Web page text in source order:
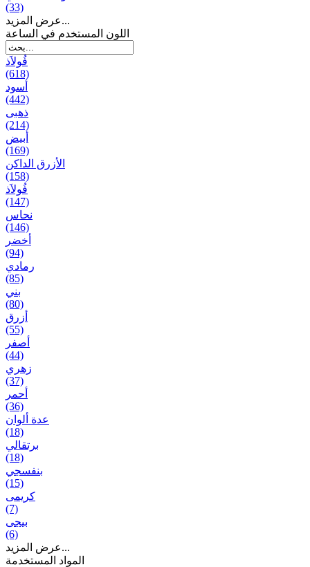
(33)
عرض المزيد...
اللون المستخدم في الساعة
فُولاَذ
(618)
أسود
(442)
ذهبی
(214)
أبيض
(169)
الأزرق الداكن
(158)
فُولاَذ
(147)
نحاس
(146)
أخضر
(94)
رمادي
(85)
بني
(80)
أزرق
(55)
أصفر
(44)
زهري
(37)
أحمر
(36)
عدة ألوان
(18)
برتقالي
(18)
بنفسجي
(15)
کریمی
(7)
بيجی
(6)
عرض المزيد...
المواد المستخدمة